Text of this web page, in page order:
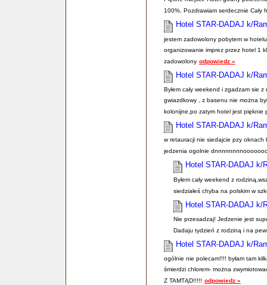
100%. Pozdrawiam serdecznie Cały
Hotel STAR-DADAJ k/
jestem zadowolony pobytem w
organizowanie imprez przez hotel 1
zadowolony odpowiedz »
Hotel STAR-DADAJ k/
Byłem cały weekend i zgadzam sie
gwiazdkowy , z basenu nie można
kolonijne,po zatym hotel jest pięknie
Hotel STAR-DADAJ k/
w retauracji nie siedajcie pzy
jedzenia ogolnie
Hotel STAR-DADAJ k/
Byłem cały weekend z
siedziałeś chyba na polskim w
Hotel STAR-DADAJ k/
Nie przesadzaj! Jedzenie jest
Dadaju tydzień z rodziną i na
Hotel STAR-DADAJ k/
ogólnie nie polecam!!!! byłam tam
śmierdzi chlorem- można
Z TAMTĄD!!!!! odpowiedz »